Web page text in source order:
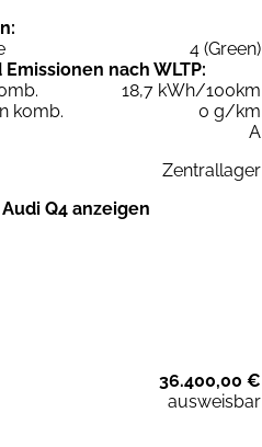
4 (Green)
nach WLTP:
18,7 kWh/100km
komb.
0 g/km
A
Zentrallager
Q4 anzeigen
36.400,00 €
ausweisbar